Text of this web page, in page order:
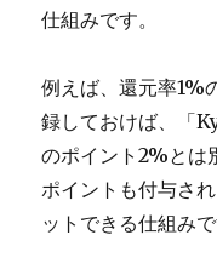
仕組みです。
例えば、還元率1%
録しておけば、「
のポイント2%とは
ポイントも付与さ
ットできる仕組みで